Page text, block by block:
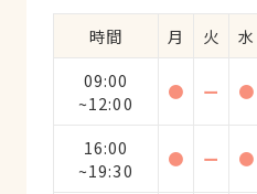
時間 月 火 水
09:00
~12:00
● ー ●
16:00
~19:30
● ー ●